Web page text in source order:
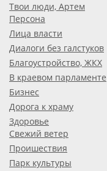
Твои люди, Артем
Персона
Лица власти
Диалоги без галстуков
Благоустройство, ЖКХ
В краевом парламенте
Бизнес
Дорога к храму
Здоровье
Свежий ветер
Проишествия
Парк культуры